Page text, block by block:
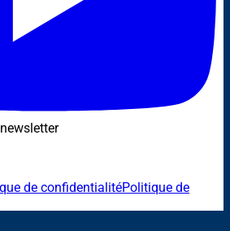
de confidentialitéPolitique de